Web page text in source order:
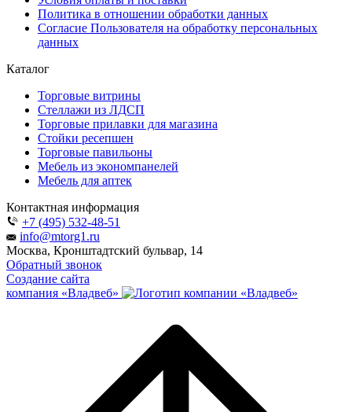
Политика в отношении обработки данных
Согласие Пользователя на обработку персональных
данных
Каталог
Торговые витрины
Стеллажи из ЛДСП
Торговые прилавки для магазина
Стойки ресепшен
Торговые павильоны
Мебель из экономпанелей
Мебель для аптек
Контактная информация
+7 (495) 532-48-51
info@mtorg1.ru
Москва, Кронштадтский бульвар, 14
Обратный звонок
Создание сайта
компания «Владвеб»